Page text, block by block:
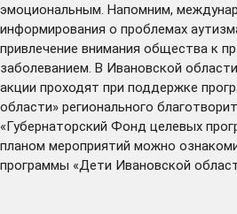
эмоциональным. Напомним,
информирования о проблемах
привлечение внимания общества к
заболеванием. В Ивановской
акции проходят при поддержке
области» регионального
«Губернаторский Фонд целевых
планом мероприятий можно
программы «Дети Ивановской